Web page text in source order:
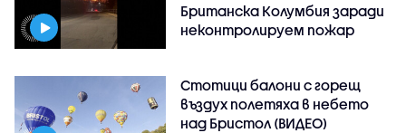
Британска Колумбия заради
неконтролируем пожар
Стотици балони с горещ
въздух полетяха в небето
над Бристол (ВИДЕО)